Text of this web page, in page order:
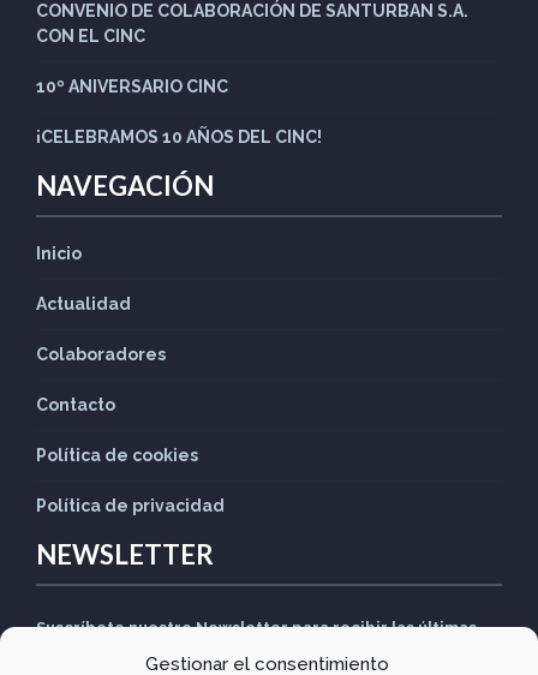
Gestionar el consentimiento
CONVENIO DE COLABORACIÓN DE SANTURBAN S.A.
CON EL CINC
10º ANIVERSARIO CINC
¡CELEBRAMOS 10 AÑOS DEL CINC!
NAVEGACIÓN
Inicio
Actualidad
Colaboradores
Contacto
Política de cookies
Política de privacidad
NEWSLETTER
Suscríbete nuestro Newsletter para recibir las últimas